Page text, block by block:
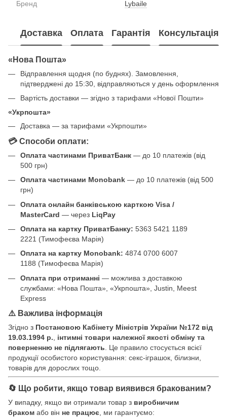
Бренд Lybaile
Доставка Оплата Гарантія Консультація
«Нова Пошта»
Відправлення щодня (по буднях). Замовлення,
підтверджені до 15:30, відправляються у день оформлення
Вартість доставки — згідно з тарифами «Нової Пошти»
«Укрпошта»
Доставка — за тарифами «Укрпошти»
💳 Способи оплати:
Оплата частинами ПриватБанк — до 10 платежів (від
500 грн)
Оплата частинами Monobank — до 10 платежів (від 500
грн)
Оплата онлайн банківською карткою Visa /
MasterCard — через LiqPay
Оплата на картку ПриватБанку: 5363 5421 1189
2221 (Тимофеєва Марія)
Оплата на картку Monobank: 4874 0700 6007
1188 (Тимофеєва Марія)
Оплата при отриманні — можлива з доставкою
службами: «Нова Пошта», «Укрпошта», Justin, Meest
Express
⚠️ Важлива інформація
Згідно з Постановою Кабінету Міністрів України №172 від
19.03.1994 р.
інтимні товари належної якості обміну та
поверненню не підлягають . Це правило стосується всієї
продукції особистого користування: секс-іграшок, білизни,
товарів для дорослих тощо.
🔄 Що робити, якщо товар виявився бракованим?
У випадку, якщо ви отримали товар з виробничим
браком або він не працює , ми гарантуємо: